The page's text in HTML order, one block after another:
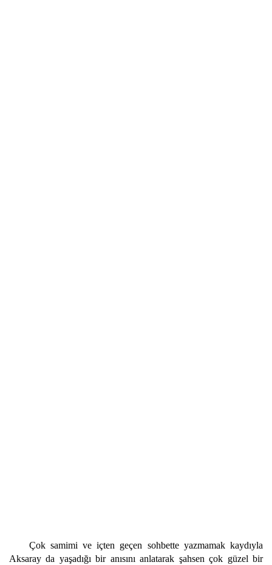
Çok samimi ve içten geçen sohbette yazmamak kaydıyla
Aksaray da yaşadığı bir anısını anlatarak şahsen çok güzel bir